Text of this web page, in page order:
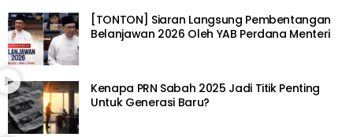
[TONTON] Siaran Langsung Pembentangan
Belanjawan 2026 Oleh YAB Perdana Menteri
Kenapa PRN Sabah 2025 Jadi Titik Penting
Untuk Generasi Baru?